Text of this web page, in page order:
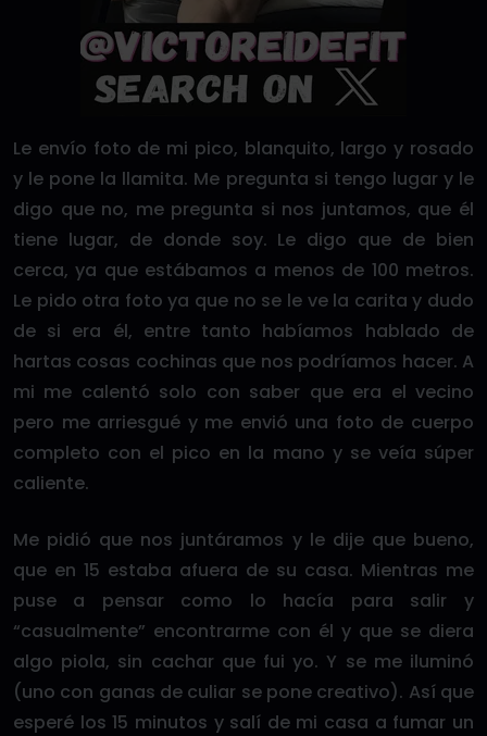
Le envío foto de mi pico, blanquito, largo y rosado
y le pone la llamita. Me pregunta si tengo lugar y le
digo que no, me pregunta si nos juntamos, que él
tiene lugar, de donde soy. Le digo que de bien
cerca, ya que estábamos a menos de 100 metros.
Le pido otra foto ya que no se le ve la carita y dudo
de si era él, entre tanto habíamos hablado de
hartas cosas cochinas que nos podríamos hacer. A
mi me calentó solo con saber que era el vecino
pero me arriesgué y me envió una foto de cuerpo
completo con el pico en la mano y se veía súper
caliente.
Me pidió que nos juntáramos y le dije que bueno,
que en 15 estaba afuera de su casa. Mientras me
puse a pensar como lo hacía para salir y
“casualmente” encontrarme con él y que se diera
algo piola, sin cachar que fui yo. Y se me iluminó
(uno con ganas de culiar se pone creativo). Así que
esperé los 15 minutos y salí de mi casa a fumar un